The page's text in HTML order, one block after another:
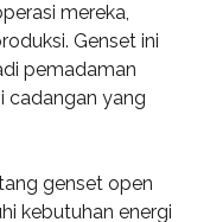
mereka,
Genset ini
pemadaman
cadangan yang
genset open
kebutuhan energi